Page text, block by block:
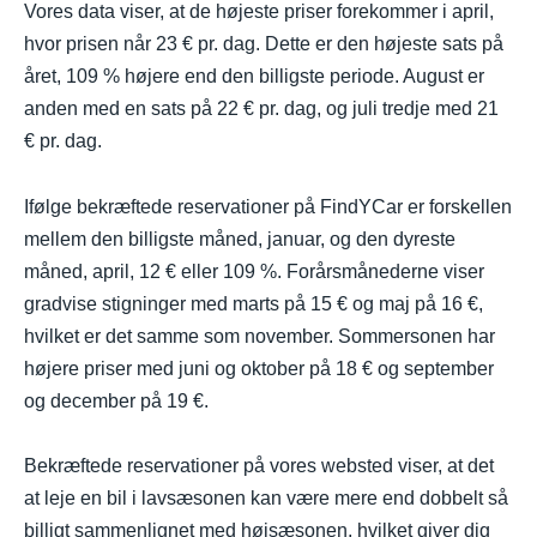
Vores data viser, at de højeste priser forekommer i april,
hvor prisen når 23 € pr. dag. Dette er den højeste sats på
året, 109 % højere end den billigste periode. August er
anden med en sats på 22 € pr. dag, og juli tredje med 21
€ pr. dag.
Ifølge bekræftede reservationer på FindYCar er forskellen
mellem den billigste måned, januar, og den dyreste
måned, april, 12 € eller 109 %. Forårsmånederne viser
gradvise stigninger med marts på 15 € og maj på 16 €,
hvilket er det samme som november. Sommersonen har
højere priser med juni og oktober på 18 € og september
og december på 19 €.
Bekræftede reservationer på vores websted viser, at det
at leje en bil i lavsæsonen kan være mere end dobbelt så
billigt sammenlignet med højsæsonen, hvilket giver dig